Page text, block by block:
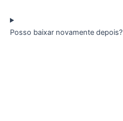
Posso baixar novamente depois?